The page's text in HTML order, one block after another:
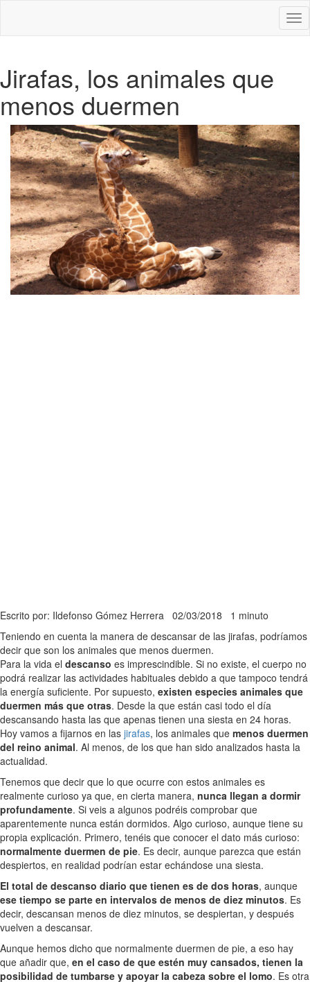
Jirafas, los animales que
menos duermen
Escrito por: Ildefonso Gómez Herrera 02/03/2018 1 minuto
Teniendo en cuenta la manera de descansar de las jirafas, podríamos
decir que son los animales que menos duermen.
Para la vida el descanso es imprescindible. Si no existe, el cuerpo no
podrá realizar las actividades habituales debido a que tampoco tendrá
la energía suficiente. Por supuesto, existen especies animales que
duermen más que otras. Desde la que están casi todo el día
descansando hasta las que apenas tienen una siesta en 24 horas.
Hoy vamos a fijarnos en las jirafas, los animales que menos duermen
del reino animal. Al menos, de los que han sido analizados hasta la
actualidad.
Tenemos que decir que lo que ocurre con estos animales es
realmente curioso ya que, en cierta manera, nunca llegan a dormir
profundamente. Si veis a algunos podréis comprobar que
aparentemente nunca están dormidos. Algo curioso, aunque tiene su
propia explicación. Primero, tenéis que conocer el dato más curioso:
normalmente duermen de pie. Es decir, aunque parezca que están
despiertos, en realidad podrían estar echándose una siesta.
El total de descanso diario que tienen es de dos horas, aunque
ese tiempo se parte en intervalos de menos de diez minutos. Es
decir, descansan menos de diez minutos, se despiertan, y después
vuelven a descansar.
Aunque hemos dicho que normalmente duermen de pie, a eso hay
que añadir que, en el caso de que estén muy cansados, tienen la
posibilidad de tumbarse y apoyar la cabeza sobre el lomo. Es otra